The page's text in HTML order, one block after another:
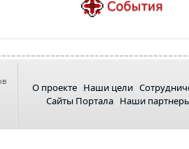
О проекте Наши цели
Сайты Портала Наши